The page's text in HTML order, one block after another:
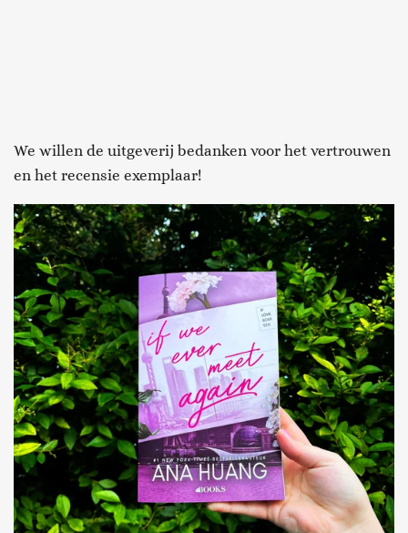
We willen de uitgeverij bedanken voor het vertrouwen
en het recensie exemplaar!